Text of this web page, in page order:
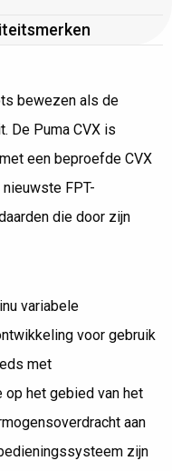
bewezen als de
De Puma CVX is
een beproefde CVX
FPT-
die door zijn
variabele
voor gebruik
met
het gebied van het
aan
zijn